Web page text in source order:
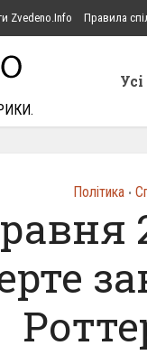
Zvedeno.Info Правила
Політика •